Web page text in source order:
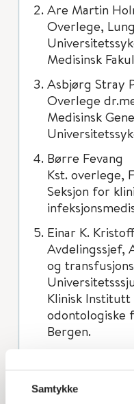
Samtykke
Are Martin
Overlege,
Medisinsk
Asbjørg Stray
Overlege
Medisinsk
Børre Fevang
Kst. overlege,
Seksjon for
Einar K.
Avdelingssjef,
og
Klinisk Institutt
odontologiske
Bergen.
Haukeland